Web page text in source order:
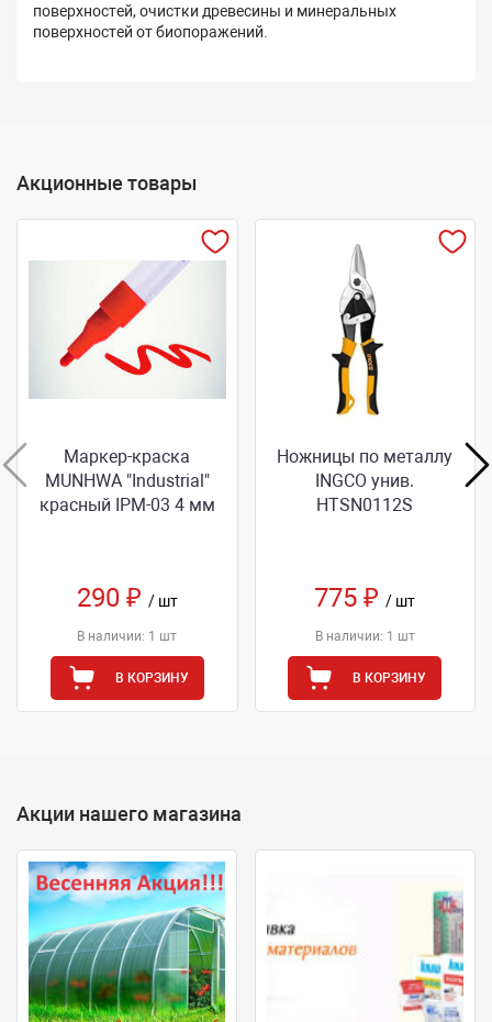
поверхностей, очистки древесины и минеральных
поверхностей от биопоражений.
Акционные товары
Маркер-краска
MUNHWA "Industrial"
красный IPM-03 4 мм
290 ₽ / шт
В наличии: 1 шт
В КОРЗИНУ
Ножницы по металлу
INGCO унив.
HTSN0112S
775 ₽/ шт
В наличии: 1 шт
В КОРЗИНУ
Акции нашего магазина